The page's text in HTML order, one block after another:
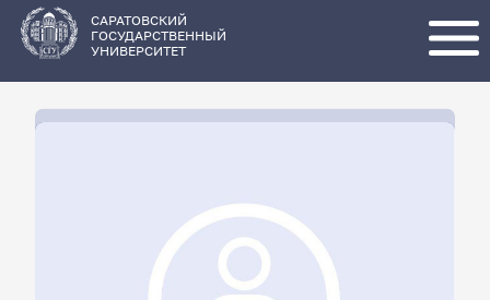
основному
содержанию
САРАТОВСКИЙ
ГОСУДАРСТВЕННЫЙ
УНИВЕРСИТЕТ